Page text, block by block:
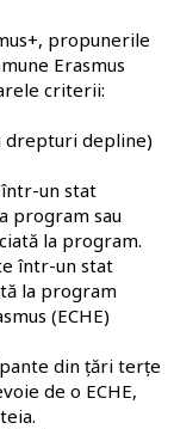
propunerile
Erasmus
criterii:
drepturi depline)
un stat
program sau
la program.
într-un stat
la program
(ECHE)
din țări terțe
de o ECHE,